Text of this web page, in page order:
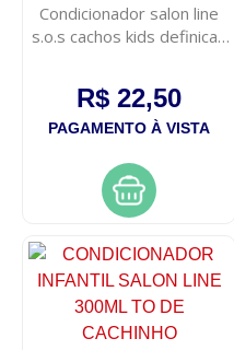
Condicionador salon line
s.o.s cachos kids definicao
R$ 22,50
PAGAMENTO À VISTA